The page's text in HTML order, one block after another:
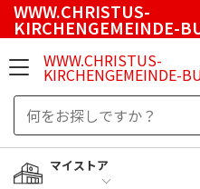
WWW.CHRISTUS-
KIRCHENGEMEINDE-
WWW.CHRISTUS-
KIRCHENGEMEINDE-
マイストア